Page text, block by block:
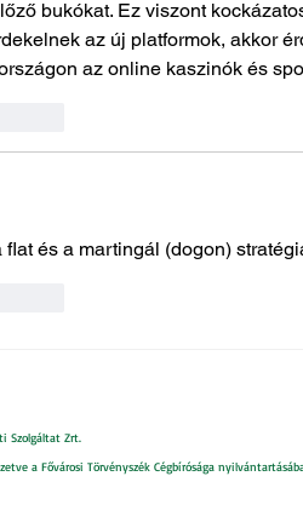
bukókat. Ez viszont
az új platformok, akkor
az online kaszinók és
flat és a martingál (dogon)
Szolgáltat Zrt.
a Fővárosi Törvényszék Cégbírósága